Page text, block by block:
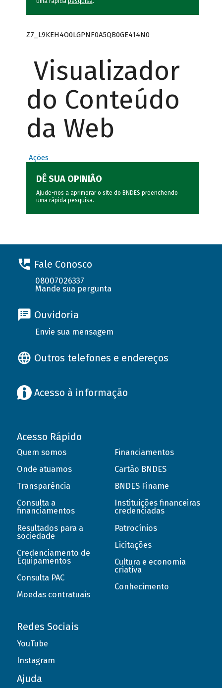
Z7_L9KEH4O0LGPNF0A5QB0GE414N0
Visualizador
do Conteúdo
da Web
Ações
DÊ SUA OPINIÃO
Ajude-nos a aprimorar o site do BNDES preenchendo
uma rápida pesquisa.
Fale Conosco
08007026337
Mande sua pergunta
Ouvidoria
Envie sua mensagem
Outros telefones e endereços
Acesso à informação
Acesso Rápido
Quem somos
Onde atuamos
Transparência
Consulta a
financiamentos
Resultados para a
sociedade
Credenciamento de
Equipamentos
Consulta PAC
Moedas contratuais
Financiamentos
Cartão BNDES
BNDES Finame
Instituições financeiras
credenciadas
Patrocínios
Licitações
Cultura e economia
criativa
Conhecimento
Redes Sociais
YouTube
Instagram
Ajuda